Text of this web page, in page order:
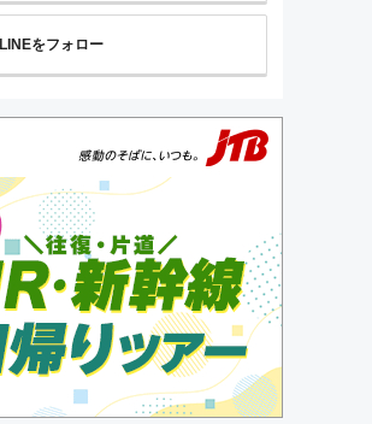
LINEをフォロー